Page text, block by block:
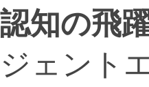
認知の飛躍
ジェント